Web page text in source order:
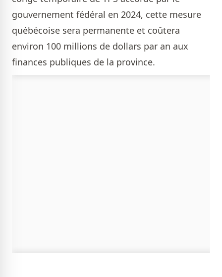
gouvernement fédéral en 2024, cette mesure
québécoise sera permanente et coûtera
environ 100 millions de dollars par an aux
finances publiques de la province.